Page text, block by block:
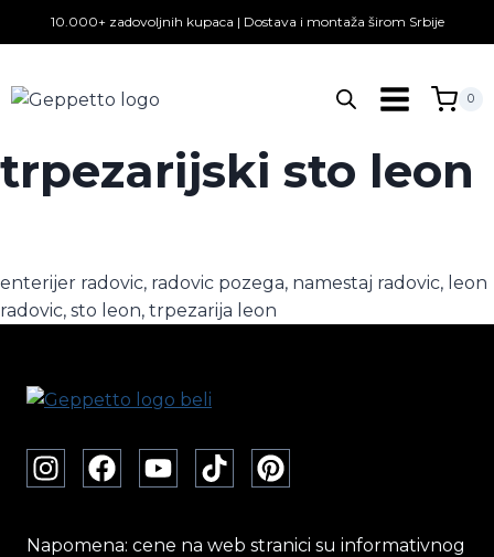
to
10.000+ zadovoljnih kupaca | Dostava i montaža širom Srbije
0
trpezarijski sto leon
enterijer radovic, radovic pozega, namestaj radovic, leon
radovic, sto leon, trpezarija leon
Napomena: cene na web stranici su informativnog